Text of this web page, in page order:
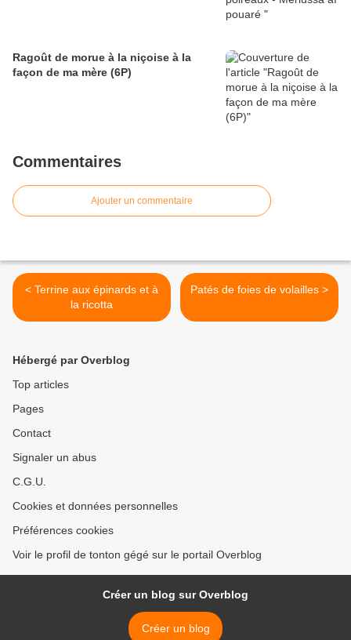
Ragoût de morue à la niçoise à la
façon de ma mère (6P)
Commentaires
Ajouter un commentaire
< Terrine aux épinards et à
la ricotta
Patés de foies de volailles >
Hébergé par Overblog
Top articles
Pages
Contact
Signaler un abus
C.G.U.
Cookies et données personnelles
Préférences cookies
Voir le profil de tonton gégé sur le portail Overblog
Créer un blog sur Overblog
Créer un blog